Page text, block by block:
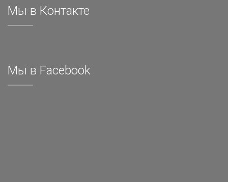
Мы в Контакте
Мы в Facebook